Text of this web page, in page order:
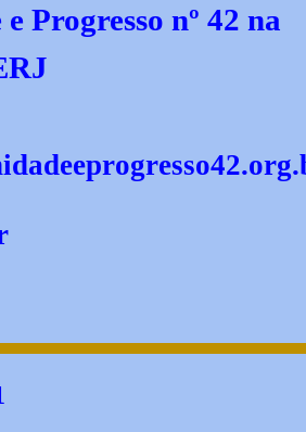
e Progresso nº 42 na